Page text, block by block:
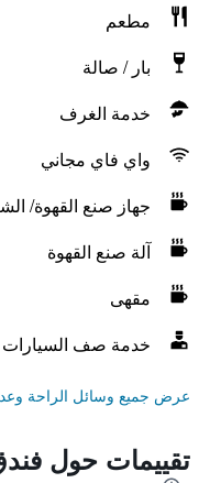
مطعم
بار / صالة
خدمة الغرف
واي فاي مجاني
جهاز صنع القهوة/
آلة صنع القهوة
مقهى
خدمة صف السيارات
عرض جميع وسائل الراحة وعددها
تقييمات حول